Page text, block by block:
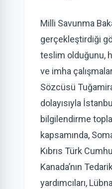
Milli Savunma
gerçekleştirdiği
teslim olduğunu,
ve imha
Sözcüsü
dolayısıyla
bilgilendirme
kapsamında,
Kıbrıs Türk
Kanada’nın
yardımcıları,